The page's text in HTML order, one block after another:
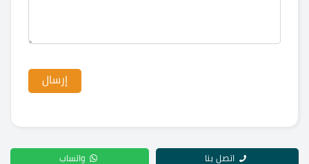
اتصل بنا واتساب